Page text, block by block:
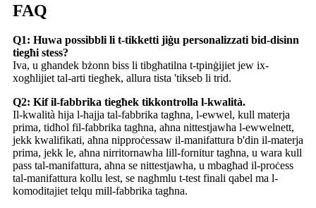
FAQ
Q1: Huwa possibbli li t-tikketti jiġu personalizzati bid-disinn
tiegħi stess?
Iva, u għandek bżonn biss li tibgħatilna t-tpinġijiet jew ix-
xogħlijiet tal-arti tiegħek, allura tista 'tikseb li trid.
Q2: Kif il-fabbrika tiegħek tikkontrolla l-kwalità.
Il-kwalità hija l-ħajja tal-fabbrika tagħna, l-ewwel, kull materja
prima, tidħol fil-fabbrika tagħna, aħna nittestjawha l-ewwelnett,
jekk kwalifikati, aħna nipproċessaw il-manifattura b'din il-materja
prima, jekk le, aħna nirritornawha lill-fornitur tagħna, u wara kull
pass tal-manifattura, aħna se nittestjawha, u mbagħad il-proċess
tal-manifattura kollu lest, se nagħmlu t-test finali qabel ma l-
komoditajiet telqu mill-fabbrika tagħna.